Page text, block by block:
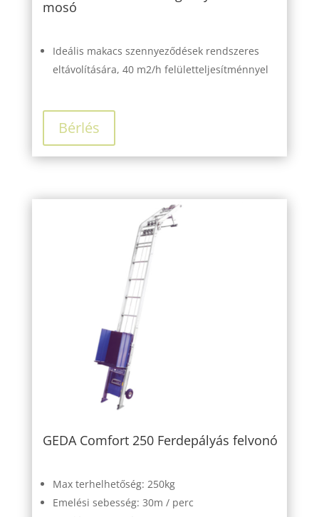
mosó
Ideális makacs szennyeződések rendszeres
eltávolítására, 40 m2/h felületteljesítménnyel
Bérlés
GEDA Comfort 250 Ferdepályás felvonó
Max terhelhetőség: 250kg
Emelési sebesség: 30m / perc